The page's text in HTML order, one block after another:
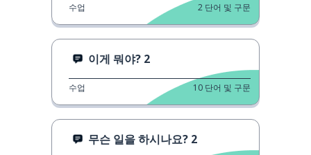
수업 2 단어 및 구문
이게 뭐야? 2
수업 10 단어 및 구문
무슨 일을 하시나요? 2